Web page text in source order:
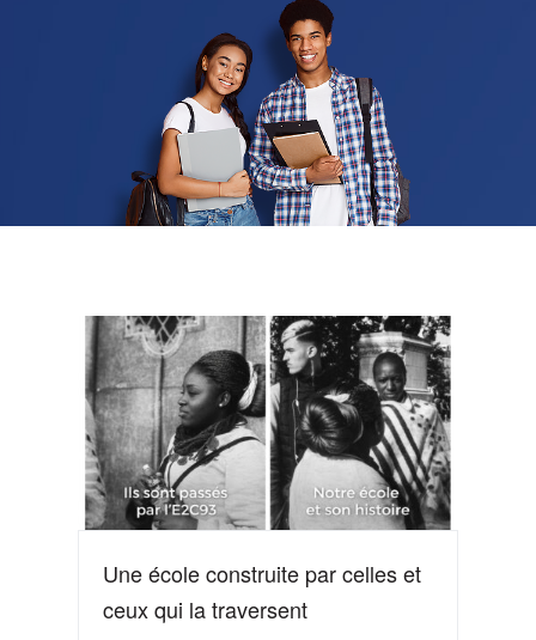
Une école construite par celles et
ceux qui la traversent